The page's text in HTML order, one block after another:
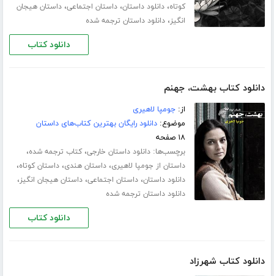
کوتاه،دانلود داستان،داستان اجتماعی،داستان هیجان
انگیز،دانلود داستان ترجمه شده
دانلود کتاب
دانلود کتاب بهشت، جهنم
از:جومپا لاهیری
موضوع:دانلود رایگان بهترین کتاب‌های داستان
۱۸ صفحه
برچسب‌ها:دانلود داستان خارجی،کتاب ترجمه شده،
داستان از جومپا لاهیری،داستان هندی،داستان کوتاه،
دانلود داستان،داستان اجتماعی،داستان هیجان انگیز،
دانلود داستان ترجمه شده
دانلود کتاب
دانلود کتاب شهرزاد